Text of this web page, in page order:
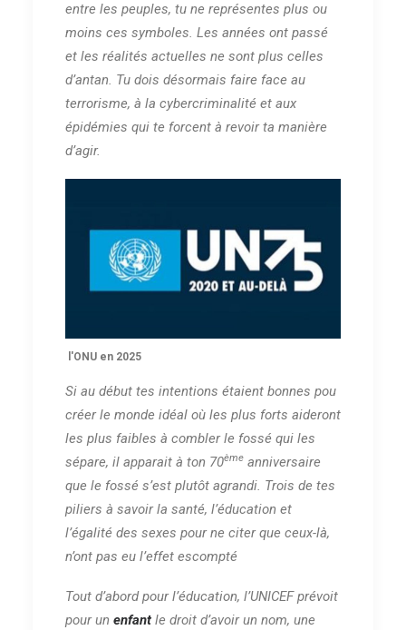
entre les peuples, tu ne représentes plus ou
moins ces symboles. Les années ont passé
et les réalités actuelles ne sont plus celles
d’antan. Tu dois désormais faire face au
terrorisme, à la cybercriminalité et aux
épidémies qui te forcent à revoir ta manière
d’agir.
l'ONU en 2025
Si au début tes intentions étaient bonnes pou
créer le monde idéal où les plus forts aideront
les plus faibles à combler le fossé qui les
sépare, il apparait à ton 70ème anniversaire
que le fossé s’est plutôt agrandi. Trois de tes
piliers à savoir la santé, l’éducation et
l’égalité des sexes pour ne citer que ceux-là,
n’ont pas eu l’effet escompté
Tout d’abord pour l’éducation, l’UNICEF prévoit
pour un enfant le droit d’avoir un nom, une